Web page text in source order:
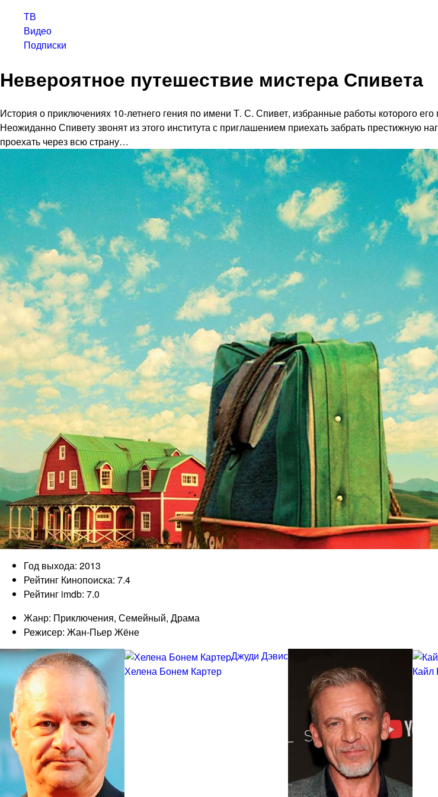
ТВ
Видео
Подписки
Невероятное путешествие мистера Спивета
История о приключениях 10-летнего гения по имени Т. С. Спивет, избранные работы которого
Неожиданно Спивету звонят из этого института с приглашением приехать забрать престижную
проехать через всю страну…
Год выхода: 2013
Рейтинг Кинопоиска: 7.4
Рейтинг imdb: 7.0
Жанр: Приключения, Семейный, Драма
Режисер: Жан-Пьер Жёне
Хелена Бонем Картер
Джуди Дэвис
Кайл